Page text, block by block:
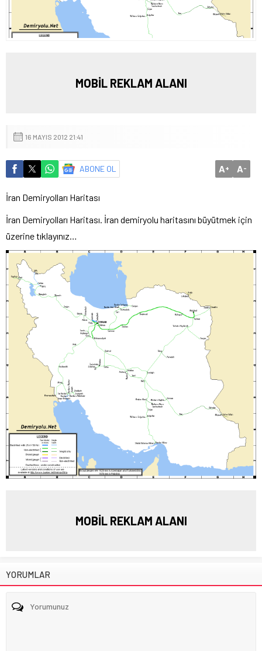
MOBİL REKLAM ALANI
16 MAYIS 2012 21:41
ABONE OL A+ A-
İran Demiryolları Haritası
İran Demiryolları Haritası. İran demiryolu haritasını büyütmek için
üzerine tıklayınız…
MOBİL REKLAM ALANI
YORUMLAR